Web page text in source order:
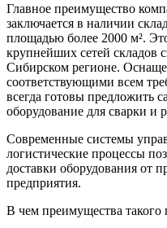
Главное преимущество
заключается в наличии
площадью более 2000 м².
крупнейших сетей складов
Сибирском регионе.
соответствующими всем
всегда готовы предложить
оборудование для сварки и
Современные системы
логистические процессы
доставки оборудования от
предприятия.
В чем преимущества такого